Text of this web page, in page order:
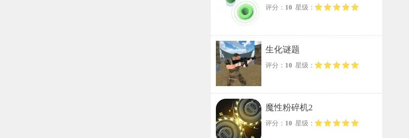
评分： 10 星级：
生化谜题
评分： 10 星级：
魔性粉碎机2
评分： 10 星级：